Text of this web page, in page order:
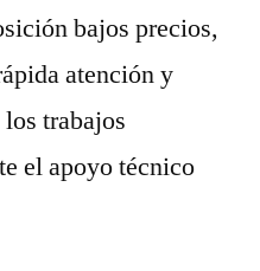
bajos precios,
atención y
trabajos
el apoyo técnico